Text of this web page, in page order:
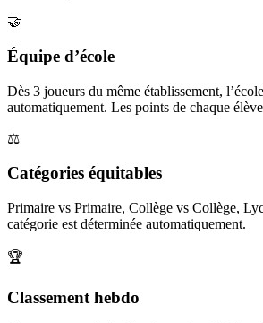
🤝
Équipe d’école
Dès 3 joueurs du même établissement,
automatiquement. Les points de chaque
⚖️
Catégories équitables
Primaire vs Primaire, Collège vs Collège,
catégorie est déterminée automatiquement.
🏆
Classement hebdo